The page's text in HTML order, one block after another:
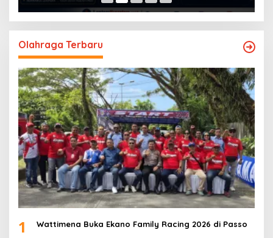
Olahraga Terbaru
1 Wattimena Buka Ekano Family Racing 2026 di Passo